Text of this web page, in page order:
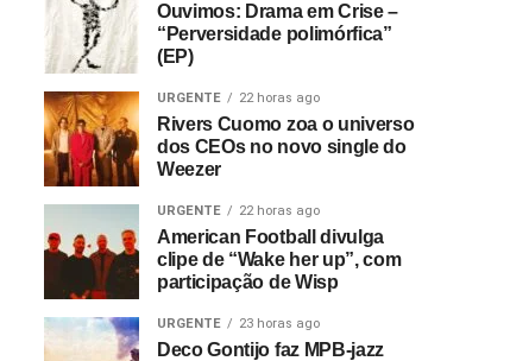
Ouvimos: Drama em Crise –
“Perversidade polimórfica”
(EP)
URGENTE 22 horas ago
Rivers Cuomo zoa o universo
dos CEOs no novo single do
Weezer
URGENTE 22 horas ago
American Football divulga
clipe de “Wake her up”, com
participação de Wisp
URGENTE 23 horas ago
Deco Gontijo faz MPB-jazz